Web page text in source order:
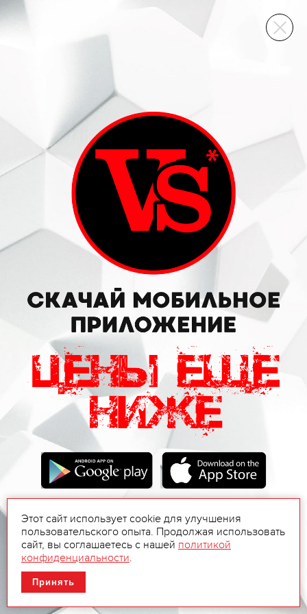
ВИННЫЙ СКЛАД
Этот сайт использует cookie для улучшения
пользовательского опыта. Продолжая использовать
сайт, вы соглашаетесь с нашей политикой
конфиденциальности.
Принять